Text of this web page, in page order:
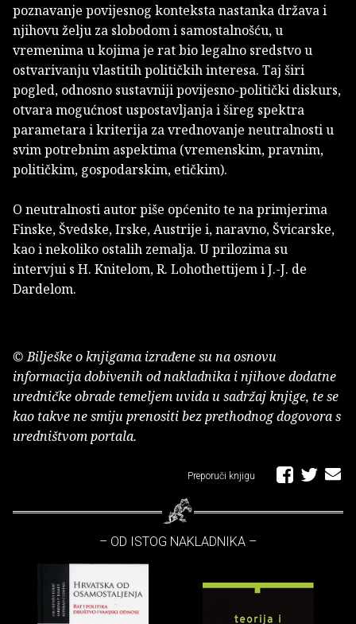
poznavanje povijesnog konteksta nastanka država i
njihovu želju za slobodom i samostalnošću, u
vremenima u kojima je rat bio legalno sredstvo u
ostvarivanju vlastitih političkih interesa. Taj širi
pogled, odnosno sustavniji povijesno-politički diskurs,
otvara mogućnost uspostavljanja i šireg spektra
parametara i kriterija za vrednovanje neutralnosti u
svim potrebnim aspektima (vremenskim, pravnim,
političkim, gospodarskim, etičkim).
O neutralnosti autor piše općenito te na primjerima
Finske, Švedske, Irske, Austrije i, naravno, Švicarske,
kao i nekoliko ostalih zemalja. U prilozima su
intervjui s H. Knitelom, R. Lohothettijem i J.-J. de
Dardelom.
© Bilješke o knjigama izrađene su na osnovu
informacija dobivenih od nakladnika i njihove dodatne
uredničke obrade temeljem uvida u sadržaj knjige, te se
kao takve ne smiju prenositi bez prethodnog dogovora s
uredništvom portala.
Preporuči knjigu
– OD ISTOG NAKLADNIKA –